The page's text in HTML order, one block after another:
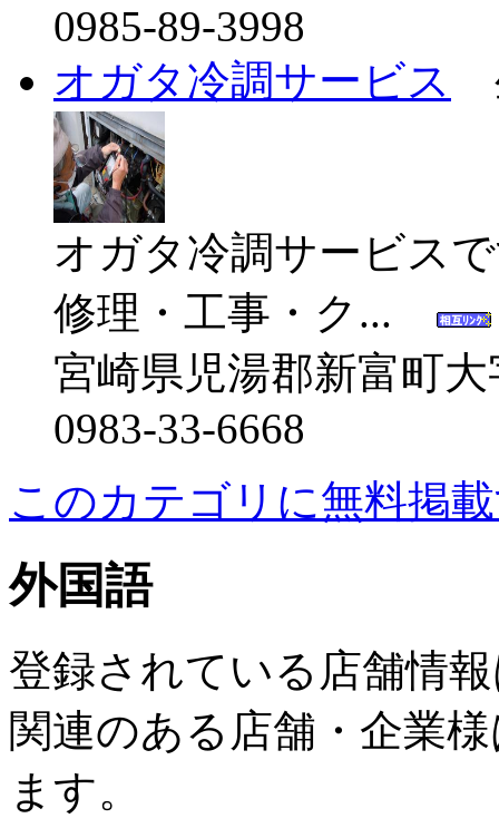
0985-89-3998
オガタ冷調サービス
オガタ冷調サービス
修理・工事・ク...
宮崎県児湯郡新富町大
0983-33-6668
このカテゴリに無料掲
外国語
登録されている店舗情
関連のある店舗・企業
ます。